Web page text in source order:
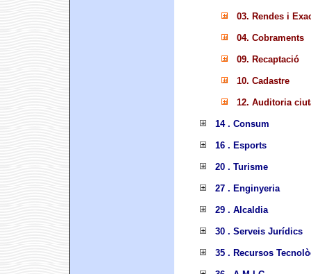
03. Rendes i
04. Cobraments
09. Recaptació
10. Cadastre
12. Auditoria
14 . Consum
16 . Esports
20 . Turisme
27 . Enginyeria
29 . Alcaldia
30 . Serveis Jurídics
35 . Recursos